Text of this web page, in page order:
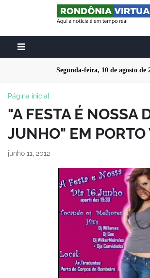
Segunda-feira, 10 de agosto de
Página inicial
"A FESTA É NOSSA
JUNHO" EM PORTO
junho 11, 2012